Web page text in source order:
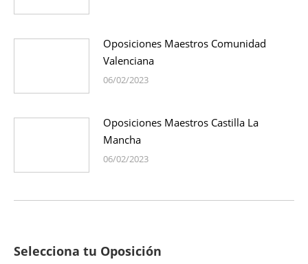
Oposiciones Maestros Comunidad
Valenciana
06/02/2023
Oposiciones Maestros Castilla La
Mancha
06/02/2023
Selecciona tu Oposición